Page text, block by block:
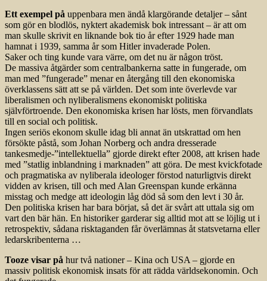
Ett exempel på uppenbara men ändå klargörande detaljer – sånt
som gör en blodlös, nyktert akademisk bok intressant – är att om
man skulle skrivit en liknande bok tio år efter 1929 hade man
hamnat i 1939, samma år som Hitler invaderade Polen.
Saker och ting kunde vara värre, om det nu är någon tröst.
De massiva åtgärder som centralbankerna satte in fungerade, om
man med ”fungerade” menar en återgång till den ekonomiska
överklassens sätt att se på världen. Det som inte överlevde var
liberalismen och nyliberalismens ekonomiskt politiska
självförtroende. Den ekonomiska krisen har lösts, men förvandlats
till en social och politisk.
Ingen seriös ekonom skulle idag bli annat än utskrattad om hen
försökte påstå, som Johan Norberg och andra dresserade
tankesmedje-”intellektuella” gjorde direkt efter 2008, att krisen hade
med ”statlig inblandning i marknaden” att göra. De mest kvickfotade
och pragmatiska av nyliberala ideologer förstod naturligtvis direkt
vidden av krisen, till och med Alan Greenspan kunde erkänna
misstag och medge att ideologin låg död så som den levt i 30 år.
Den politiska krisen har bara börjat, så det är svårt att uttala sig om
vart den bär hän. En historiker garderar sig alltid mot att se löjlig ut i
retrospektiv, sådana risktaganden får överlämnas åt statsvetarna eller
ledarskribenterna …
Tooze visar på hur två nationer – Kina och USA – gjorde en
massiv politisk ekonomisk insats för att rädda världsekonomin. Och